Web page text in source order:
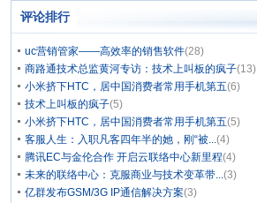
评论排行
uc营销管家——高效率的销售软件(28)
商路通技术总监黄河专访：技术上叫板的疯子(13)
小米挤下HTC，居中国消费者常用手机第五(6)
技术上叫板的疯子(5)
小米挤下HTC，居中国消费者常用手机第五(5)
客服人生：入职凡客四年半的她，刚“被...(4)
腾讯EC与金伦合作 开启云联络中心新里程(4)
未来的联络中心：克服商业与技术变革带...(3)
亿群发布GSM/3G IP通信解决方案(3)